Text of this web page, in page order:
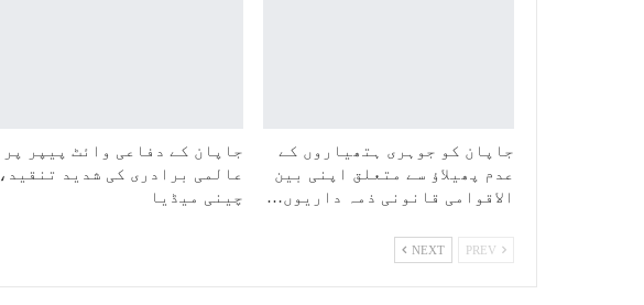
جاپان کو جوہری ہتھیاروں کے
عدم پھیلاؤ سے متعلق اپنی بین
الاقوامی قانونی ذمہ داریوں…
جاپان کے دفاعی وائٹ پیپر پر
عالمی برادری کی شدید تنقید،
چینی میڈیا
NEXT